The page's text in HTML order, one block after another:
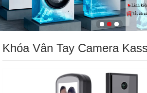
Khóa Vân Tay Camera